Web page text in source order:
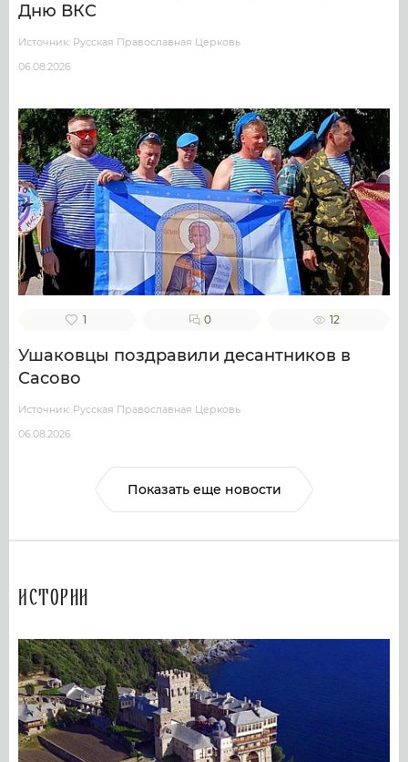
Дню ВКС
Источник: Русская Православная Церковь
06.08.2026
1 0 12
Ушаковцы поздравили десантников в
Сасово
Источник: Русская Православная Церковь
06.08.2026
Показать еще новости
Истории